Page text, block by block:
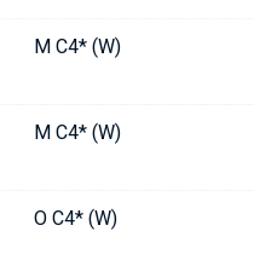
M C4* (W)
M C4* (W)
O C4* (W)